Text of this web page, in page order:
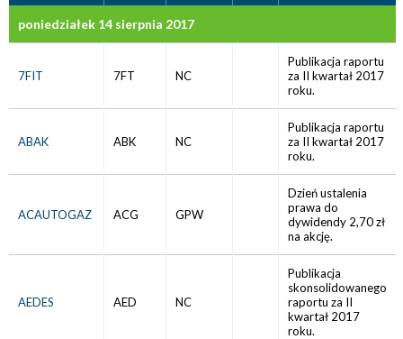
poniedziałek 14 sierpnia 2017
7FIT 7FT NC
Publikacja raportu
za II kwartał 2017
roku.
ABAK ABK NC
Publikacja raportu
za II kwartał 2017
roku.
ACAUTOGAZ ACG GPW
Dzień ustalenia
prawa do
dywidendy 2,70 zł
na akcję.
AEDES AED NC
Publikacja
skonsolidowanego
raportu za II
kwartał 2017
roku.